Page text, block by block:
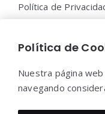
Política de
Contacto |
Política de
Nuestra página
navegando